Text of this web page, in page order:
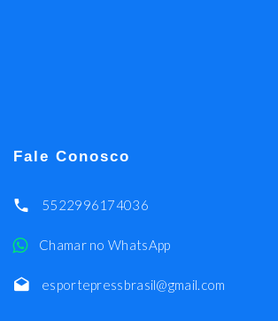
Fale Conosco
5522996174036
Chamar no WhatsApp
esportepressbrasil@gmail.com